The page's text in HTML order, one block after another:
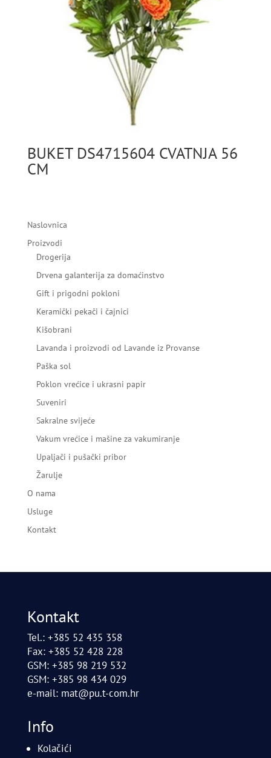
BUKET DS4715604 CVATNJA 56
CM
Naslovnica
Proizvodi
Drogerija
Drvena galanterija za domaćinstvo
Gift i prigodni pokloni
Keramički pekači i čajnici
Kišobrani
Lavanda i proizvodi od Lavande iz Provanse
Paška sol
Poklon vrećice i ukrasni papir
Suveniri
Sakralne svijeće
Vakum vrećice i mašine za vakumiranje
Upaljači i pušački pribor
Žarulje
O nama
Usluge
Kontakt
Kontakt
Tel.: +385 52 435 358
Fax: +385 52 428 228
GSM: +385 98 219 532
GSM: +385 98 434 029
e-mail: mat@pu.t-com.hr
Info
Kolačići